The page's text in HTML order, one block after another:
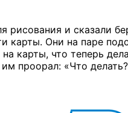
рисования и сказали
карты. Они на паре
карты, что теперь
проорал: «Что